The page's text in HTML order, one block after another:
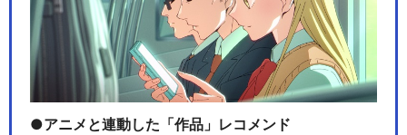
アニメと連動した「作品」レコメンド